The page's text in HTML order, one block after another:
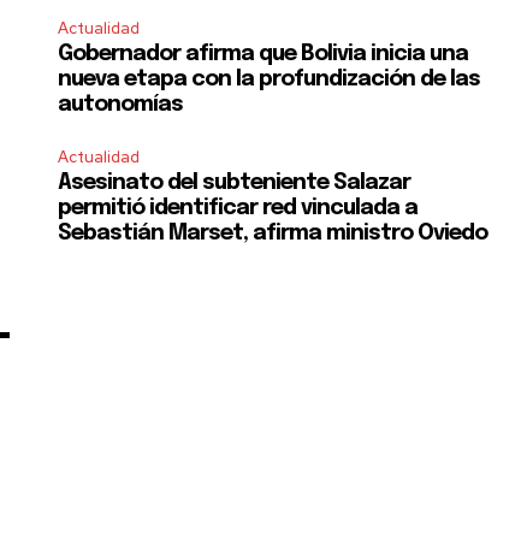
SUBSCRIBE
Actualidad
Gobernador afirma que Bolivia inicia una
nueva etapa con la profundización de las
autonomías
Actualidad
Asesinato del subteniente Salazar
permitió identificar red vinculada a
Sebastián Marset, afirma ministro Oviedo